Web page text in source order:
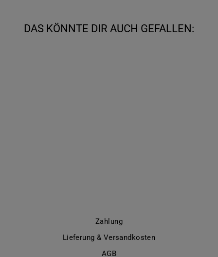
DAS KÖNNTE DIR AUCH GEFALLEN:
Zahlung
Lieferung & Versandkosten
AGB